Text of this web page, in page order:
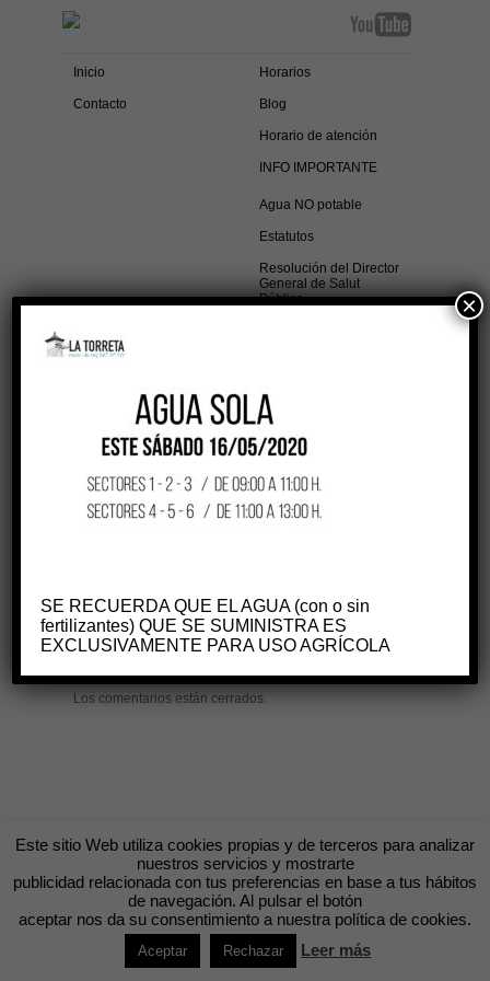
Inicio
Contacto
Horarios
Blog
Horario de atención
INFO IMPORTANTE
Agua NO potable
Estatutos
Resolución del Director
General de Salut
Pública
agua-sola_06
Los comentarios están cerrados.
Este sitio Web utiliza cookies propias y de terceros para analizar
nuestros servicios y mostrarte
publicidad relacionada con tus preferencias en base a tus hábitos
de navegación. Al pulsar el botón
aceptar nos da su consentimiento a nuestra política de cookies.
Aceptar Rechazar Leer más
SE RECUERDA QUE EL AGUA (con o sin
fertilizantes) QUE SE SUMINISTRA ES
EXCLUSIVAMENTE PARA USO AGRÍCOLA
×